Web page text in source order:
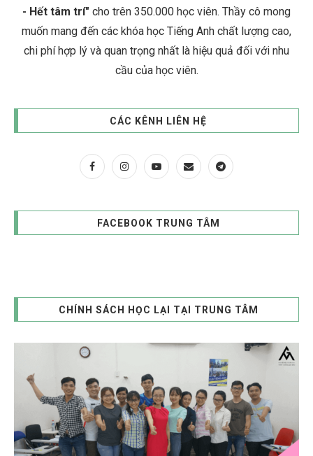
- Hết tâm trí" cho trên 350.000 học viên. Thầy cô mong
muốn mang đến các khóa học Tiếng Anh chất lượng cao,
chi phí hợp lý và quan trọng nhất là hiệu quả đối với nhu
cầu của học viên.
CÁC KÊNH LIÊN HỆ
FACEBOOK TRUNG TÂM
CHÍNH SÁCH HỌC LẠI TẠI TRUNG TÂM